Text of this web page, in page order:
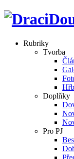
Rubriky
Tvorba
Doplňky
Pro PJ